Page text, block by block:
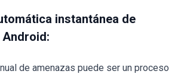
instantánea de
Android:
de amenazas puede ser un proceso